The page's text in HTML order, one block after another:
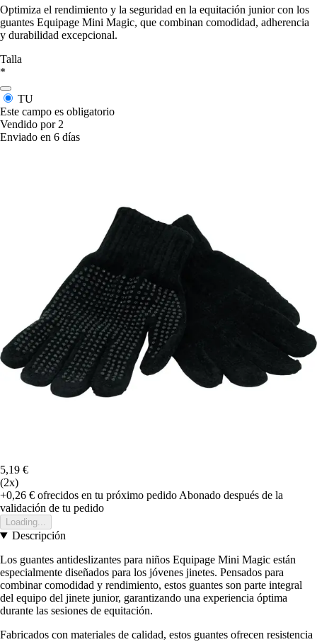
Optimiza el rendimiento y la seguridad en la equitación junior con los
guantes Equipage Mini Magic, que combinan comodidad, adherencia
y durabilidad excepcional.
Talla
*
TU
Este campo es obligatorio
Vendido por 2
Enviado en 6 días
5,19 €
(2x)
+0,26 € ofrecidos en tu próximo pedido Abonado después de la
validación de tu pedido
Loading...
Descripción
Los guantes antideslizantes para niños Equipage Mini Magic están
especialmente diseñados para los jóvenes jinetes. Pensados para
combinar comodidad y rendimiento, estos guantes son parte integral
del equipo del jinete junior, garantizando una experiencia óptima
durante las sesiones de equitación.
Fabricados con materiales de calidad, estos guantes ofrecen resistencia